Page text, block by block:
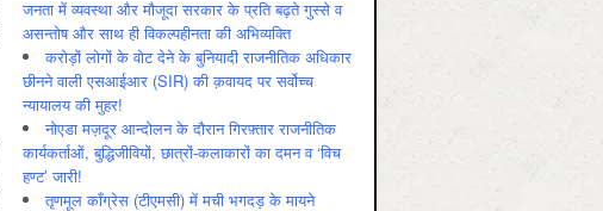
जनता में व्‍यवस्‍था और मौजूदा सरकार के प्रति बढ़ते गुस्‍से व
असन्‍तोष और साथ ही विकल्‍पहीनता की अभिव्‍यक्ति
करोड़ों लोगों के वोट देने के बुनियादी राजनीतिक अधिकार
छीनने वाली एसआईआर (SIR) की क़वायद पर सर्वोच्च
न्यायालय की मुहर!
नोएडा मज़दूर आन्दोलन के दौरान गिरफ़्तार राजनीतिक
कार्यकर्ताओं, बुद्धिजीवियों, छात्रों-कलाकारों का दमन व ‘विच
हण्ट’ जारी!
तृणमूल काँग्रेस (टीएमसी) में मची भगदड़ के मायने